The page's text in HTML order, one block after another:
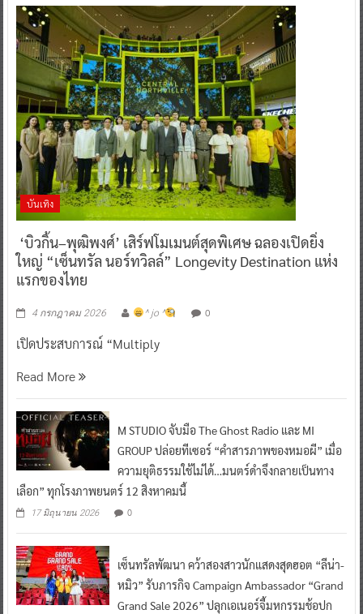
บันเทิง
‘บิวกิ้น–พุฒิพงศ์’ เสิร์ฟโมเมนต์สุดพิเศษ ฉลองเปิดยิ่ง
ใหญ่ “เซ็นทรัล นอร์ทวิลล์” Longevity Destination แห่ง
แรกของไทย
4 กรกฎาคม 2026 ^ jo ^ 0
เปิดประสบการณ์ “Multiply
Read More
M STUDIO จับมือ The Ghost Radio และ MI
GROUP ปล่อยทีเซอร์ “คำสารภาพของหมอผี” เมื่อ
ความยุติธรรมใช้ไม่ได้…มนตร์ดำจึงกลายเป็นทาง
เลือก” ทุกโรงภาพยนตร์ 12 สิงหาคมนี้
17 มิถุนายน 2026 0
เซ็นทรัลพัฒนา คว้าสองสาวนักแสดงสุดฮอต “ลีน่า-
หมิว” รับภารกิจ Campaign Ambassador “Grand
Grand Sale 2026” ปลุกเอเนอร์จี้มหกรรมช้อปก